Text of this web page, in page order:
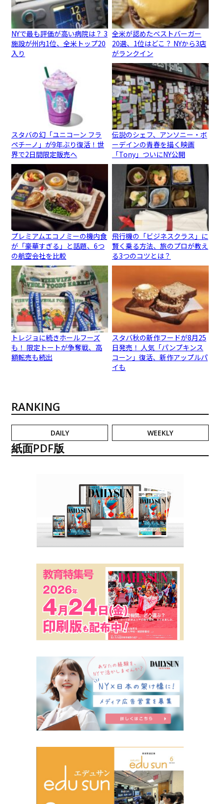
NYで最も評価が高い病院は？ 3
施設が州内1位、全米トップ20
入り
全米が認めたベストバーガー
20選、1位はどこ？ NYから3店
がランクイン
スタバの幻「ユニコーン フラ
ペチーノ」が9年ぶり復活！世
界で2日間限定販売へ
伝説のシェフ、アンソニー・ボ
ーデインの青春を描く映画
「Tony」ついにNY公開
プレミアムエコノミーの機内食
が「豪華すぎる」と話題、6つ
の航空会社を比較
飛行機の「ビジネスクラス」に
賢く乗る方法、旅のプロが教え
る3つのコツとは？
トレジョに続きホールフーズ
も！ 限定トートが争奪戦、高
額転売も続出
スタバ秋の新作フードが8月25
日発売！ 人気「パンプキンス
コーン」復活、新作アップルパ
イも
RANKING
DAILY WEEKLY
紙面PDF版